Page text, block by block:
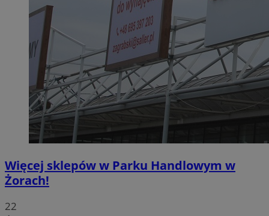
Więcej sklepów w Parku Handlowym w
Żorach!
22